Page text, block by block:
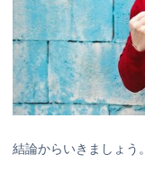
結論からいきましょう。